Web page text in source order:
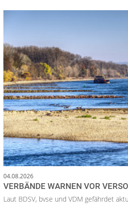
04.08.2026
VERBÄNDE WARNEN VOR
Laut BDSV, bvse und VDM gefährdet